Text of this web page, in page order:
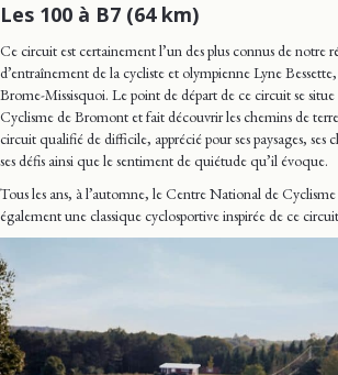
Les 100 à B7 (64 km)
Ce circuit est certainement l’un des plus connus de notre
d’entraînement de la cycliste et olympienne Lyne
Brome-Missisquoi. Le point de départ de ce circuit se
Cyclisme de Bromont et fait découvrir les chemins de
circuit qualifié de difficile, apprécié pour ses paysages, ses
ses défis ainsi que le sentiment de quiétude qu’il évoque.
Tous les ans, à l’automne, le Centre National de
également une classique cyclosportive inspirée de ce